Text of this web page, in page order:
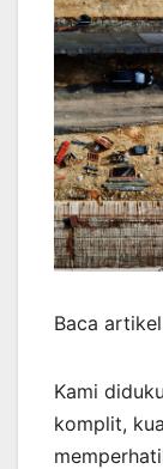
Baca
Kami
komplit,